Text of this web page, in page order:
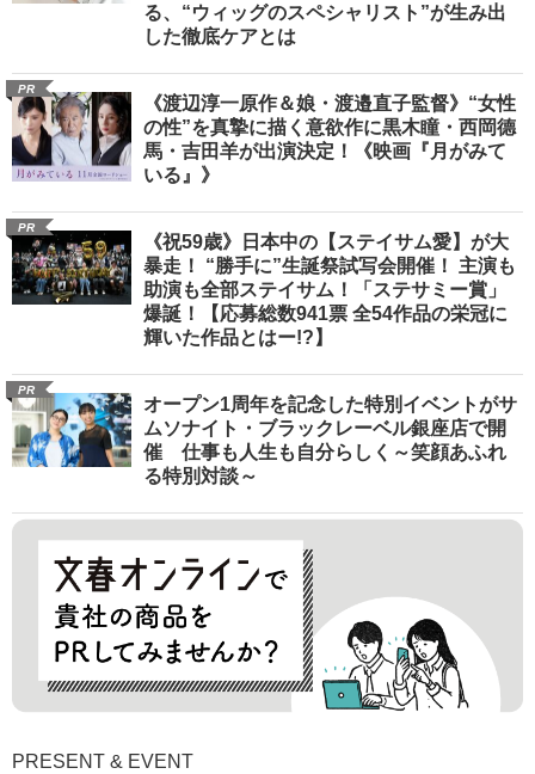
る、“ウィッグのスペシャリスト”が生み出
した徹底ケアとは
PR
《渡辺淳一原作＆娘・渡邉直子監督》“女性
の性”を真摯に描く意欲作に黒木瞳・西岡德
馬・吉田羊が出演決定！《映画『月がみて
いる』》
PR
《祝59歳》日本中の【ステイサム愛】が大
暴走！ “勝手に”生誕祭試写会開催！ 主演も
助演も全部ステイサム！「ステサミー賞」
爆誕！【応募総数941票 全54作品の栄冠に
輝いた作品とはー!?】
PR
オープン1周年を記念した特別イベントがサ
ムソナイト・ブラックレーベル銀座店で開
催 仕事も人生も自分らしく～笑顔あふれ
る特別対談～
PRESENT & EVENT